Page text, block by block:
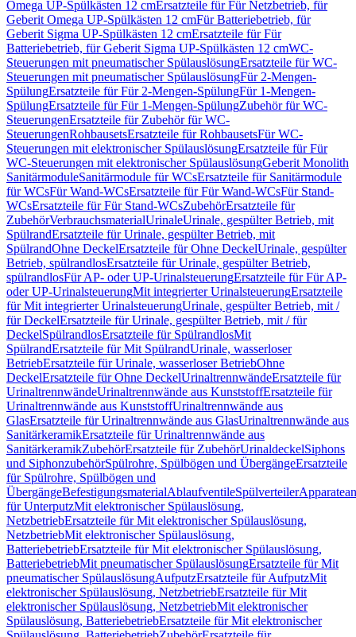
Omega UP-Spülkästen 12 cmErsatzteile für Für Netzbetrieb, für
Geberit Omega UP-Spülkästen 12 cmFür Batteriebetrieb, für
Geberit Sigma UP-Spülkästen 12 cmErsatzteile für Für
Batteriebetrieb, für Geberit Sigma UP-Spülkästen 12 cmWC-
Steuerungen mit pneumatischer SpülauslösungErsatzteile für WC-
Steuerungen mit pneumatischer SpülauslösungFür 2-Mengen-
SpülungErsatzteile für Für 2-Mengen-SpülungFür 1-Mengen-
SpülungErsatzteile für Für 1-Mengen-SpülungZubehör für WC-
SteuerungenErsatzteile für Zubehör für WC-
SteuerungenRohbausetsErsatzteile für RohbausetsFür WC-
Steuerungen mit elektronischer SpülauslösungErsatzteile für Für
WC-Steuerungen mit elektronischer SpülauslösungGeberit Monolith
SanitärmoduleSanitärmodule für WCsErsatzteile für Sanitärmodule
für WCsFür Wand-WCsErsatzteile für Für Wand-WCsFür Stand-
WCsErsatzteile für Für Stand-WCsZubehörErsatzteile für
ZubehörVerbrauchsmaterialUrinaleUrinale, gespülter Betrieb, mit
SpülrandErsatzteile für Urinale, gespülter Betrieb, mit
SpülrandOhne DeckelErsatzteile für Ohne DeckelUrinale, gespülter
Betrieb, spülrandlosErsatzteile für Urinale, gespülter Betrieb,
spülrandlosFür AP- oder UP-UrinalsteuerungErsatzteile für Für AP-
oder UP-UrinalsteuerungMit integrierter UrinalsteuerungErsatzteile
für Mit integrierter UrinalsteuerungUrinale, gespülter Betrieb, mit /
für DeckelErsatzteile für Urinale, gespülter Betrieb, mit / für
DeckelSpülrandlosErsatzteile für SpülrandlosMit
SpülrandErsatzteile für Mit SpülrandUrinale, wasserloser
BetriebErsatzteile für Urinale, wasserloser BetriebOhne
DeckelErsatzteile für Ohne DeckelUrinaltrennwändeErsatzteile für
UrinaltrennwändeUrinaltrennwände aus KunststoffErsatzteile für
Urinaltrennwände aus KunststoffUrinaltrennwände aus
GlasErsatzteile für Urinaltrennwände aus GlasUrinaltrennwände aus
SanitärkeramikErsatzteile für Urinaltrennwände aus
SanitärkeramikZubehörErsatzteile für ZubehörUrinaldeckelSiphons
und SiphonzubehörSpülrohre, Spülbögen und ÜbergängeErsatzteile
für Spülrohre, Spülbögen und
ÜbergängeBefestigungsmaterialAblaufventileSpülverteiler
für UnterputzMit elektronischer Spülauslösung,
NetzbetriebErsatzteile für Mit elektronischer Spülauslösung,
NetzbetriebMit elektronischer Spülauslösung,
BatteriebetriebErsatzteile für Mit elektronischer Spülauslösung,
BatteriebetriebMit pneumatischer SpülauslösungErsatzteile für Mit
pneumatischer SpülauslösungAufputzErsatzteile für AufputzMit
elektronischer Spülauslösung, NetzbetriebErsatzteile für Mit
elektronischer Spülauslösung, NetzbetriebMit elektronischer
Spülauslösung, BatteriebetriebErsatzteile für Mit elektronischer